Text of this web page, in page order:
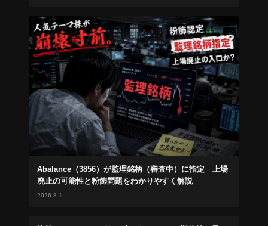
Abalance（3856）が監理銘柄（審査中）に指定 上場
廃止の可能性と粉飾問題をわかりやすく解説
2026.8.1